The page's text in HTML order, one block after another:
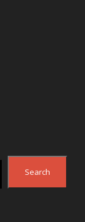
Search